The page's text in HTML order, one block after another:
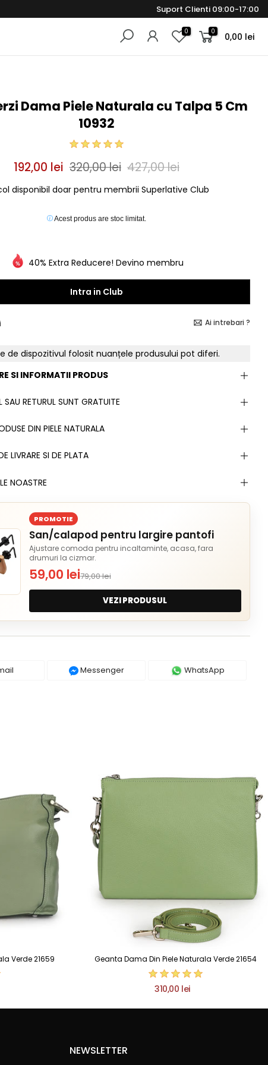
Suport Clienti 09:00-17:00
0 0 0,00 lei
Dama Piele Naturala cu Talpa 5 Cm
10932
192,00 lei 320,00 lei 427,00 lei
disponibil doar pentru membrii Superlative Club
Acest produs are stoc limitat.
40% Extra Reducere! Devino membru
Intra in Club
Ai intrebari ?
de dispozitivul folosit nuanțele produsului pot diferi.
SI INFORMATII PRODUS
SAU RETURUL SUNT GRATUITE
DIN PIELE NATURALA
LIVRARE SI DE PLATA
NOASTRE
PROMOTIE
San/calapod pentru largire pantofi
Ajustare comoda pentru incaltaminte, acasa, fara
drumuri la cizmar.
59,00 lei79,00 lei
VEZI PRODUSUL
Messenger WhatsApp
Verde 21659 Geanta Dama Din Piele Naturala Verde 21654
310,00 lei
NEWSLETTER